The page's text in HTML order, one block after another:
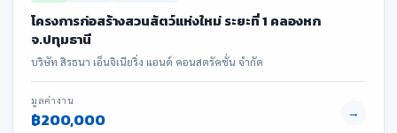
โครงการก่อสร้างสวนสัตว์แห่งใหม่ ระยะที่ 1 คลองหก
จ.ปทุมธานี
บริษัท สิรธนา เอ็นจิเนียริ่ง แอนด์ คอนสตรัคชั่น จำกัด
มูลค่างาน
฿200,000 →